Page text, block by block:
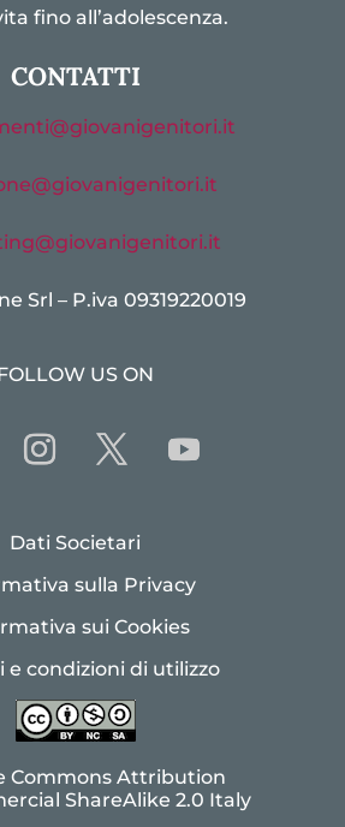
fino all’adolescenza.
CONTATTI
Srl – P.iva 09319220019
US ON
Dati Societari
sulla Privacy
sui Cookies
e condizioni di utilizzo
Commons Attribution
ShareAlike 2.0 Italy